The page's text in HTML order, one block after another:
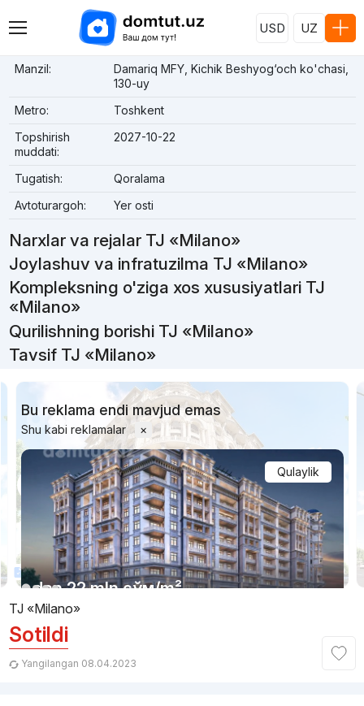
USD UZ
Manzil:
Damariq MFY, Kichik Beshyog‘och ko'chasi,
130-uy
Metro:
Toshkent
Topshirish
muddati:
2027-10-22
Tugatish:
Qoralama
Avtoturargoh:
Yer osti
Narxlar va rejalar TJ «Milano»
Joylashuv va infratuzilma TJ «Milano»
Kompleksning o'ziga xos xususiyatlari TJ
«Milano»
Qurilishning borishi TJ «Milano»
Tavsif TJ «Milano»
Bu reklama endi mavjud emas
Shu kabi reklamalar ×
Qulaylik
dan22 mln сўм/m²
Topshirildi 2022
TJ «City Life»
1/3
Litsenziyasi bor
TJ «Milano»
Sotildi
Yangilangan 08.04.2023